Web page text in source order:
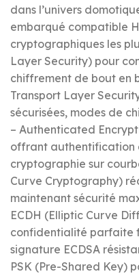
dans l’univers
embarqué compatible
cryptographiques les
Layer Security) pour
chiffrement de bout en
Transport Layer
sécurisées, modes de
– Authenticated
offrant authentification
cryptographie sur
Curve Cryptography)
maintenant sécurité
ECDH (Elliptic Curve
confidentialité parfaite
signature ECDSA
PSK (Pre-Shared Key)